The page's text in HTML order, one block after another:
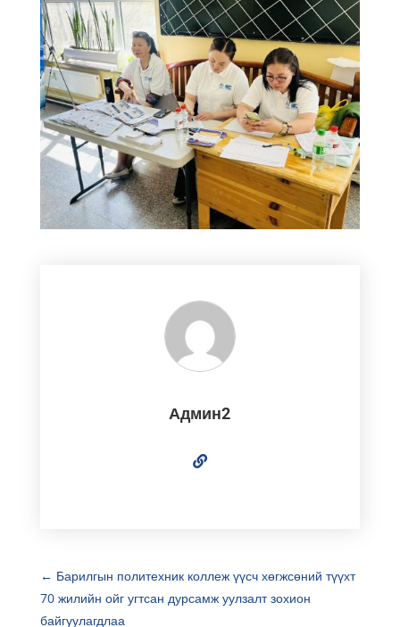
Админ2
← Барилгын политехник коллеж үүсч хөгжсөний түүхт
70 жилийн ойг угтсан дурсамж уулзалт зохион
байгуулагдлаа